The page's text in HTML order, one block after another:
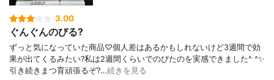
3.00
ぐんぐんのびる?
ずっと気になっていた商品♡個人差はあるかもしれないけど3週間で効
果が出てくるみたい?私は2週間くらいでのびたのを実感できました^ ^✨
引き続きまつ育頑張るぞ?…続きを見る